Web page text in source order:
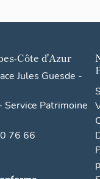
Côte d'Azur
Jules Guesde -
Patrimoine
76 66